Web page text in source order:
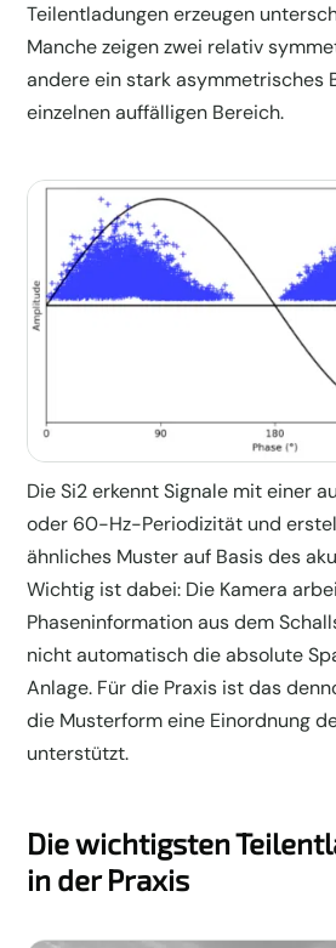
Teilentladungen erzeugen
Manche zeigen zwei relativ
andere ein stark asymmetrisches
einzelnen auffälligen Bereich.
Die Si2 erkennt Signale mit einer
oder 60-Hz-Periodizität und
ähnliches Muster auf Basis des
Wichtig ist dabei: Die Kamera
Phaseninformation aus dem
nicht automatisch die absolute
Anlage. Für die Praxis ist das
die Musterform eine Einordnung
unterstützt.
Die wichtigsten
in der Praxis